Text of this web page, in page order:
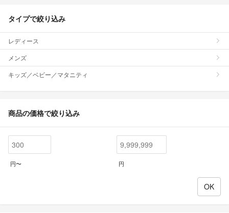
タイプで絞り込み
レディース
メンズ
キッズ／ベビー／マタニティ
商品の価格で絞り込み
円〜 円